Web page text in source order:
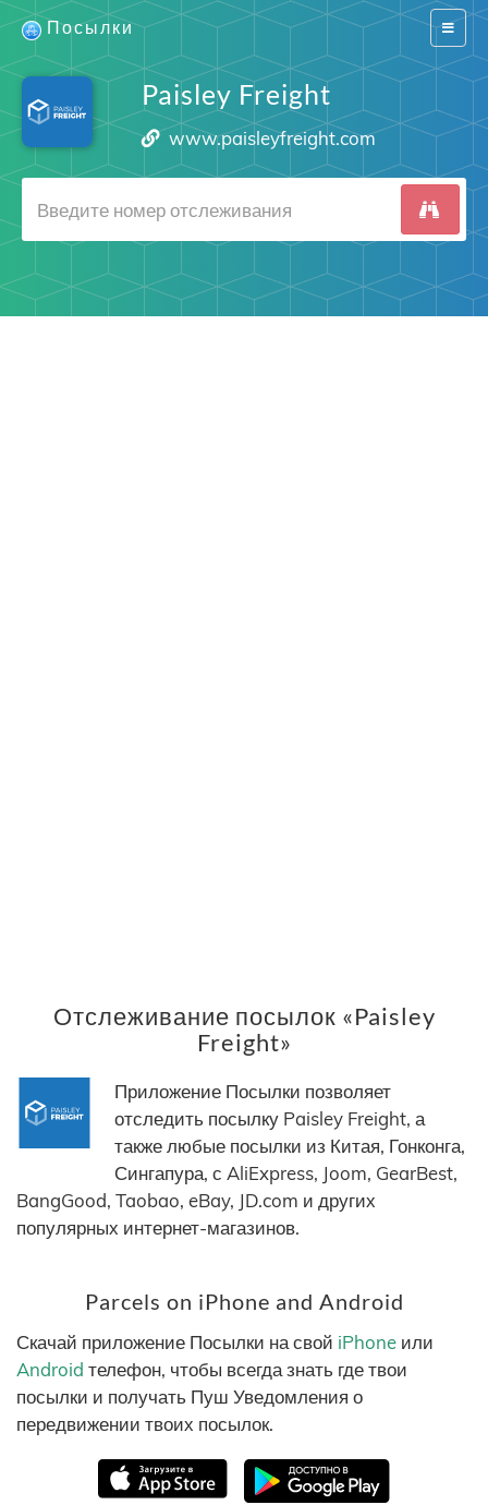
Switch
Посылки
Paisley Freight
www.paisleyfreight.com
Отслеживание посылок «Paisley
Freight»
Приложение Посылки позволяет
отследить посылку Paisley Freight, а
также любые посылки из Китая, Гонконга,
Сингапура, с AliExpress, Joom, GearBest,
BangGood, Taobao, eBay, JD.com и других
популярных интернет-магазинов.
Parcels on iPhone and Android
Скачай приложение Посылки на свой iPhone или
Android телефон, чтобы всегда знать где твои
посылки и получать Пуш Уведомления о
передвижении твоих посылок.